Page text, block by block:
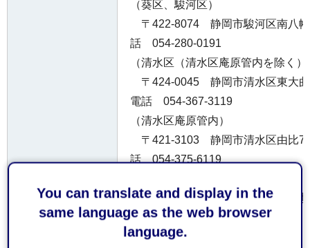
You can translate and display in the
same language as the web browser
language.
（葵区、駿河区）
〒422-8074 静岡市駿河区南八
話 054-280-0191
（清水区（清水区庵原管内を除く）
〒424-0045 静岡市清水区東大
電話 054-367-3119
（清水区庵原管内）
〒421-3103 静岡市清水区由比
話 054-375-6119
〒427-0048 島田市旗指513番
0547-37-0119
（吉田町、旧榛原町（牧之原市））